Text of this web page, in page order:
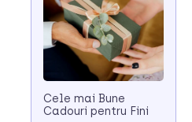
Cele mai Bune
Cadouri pentru Fini